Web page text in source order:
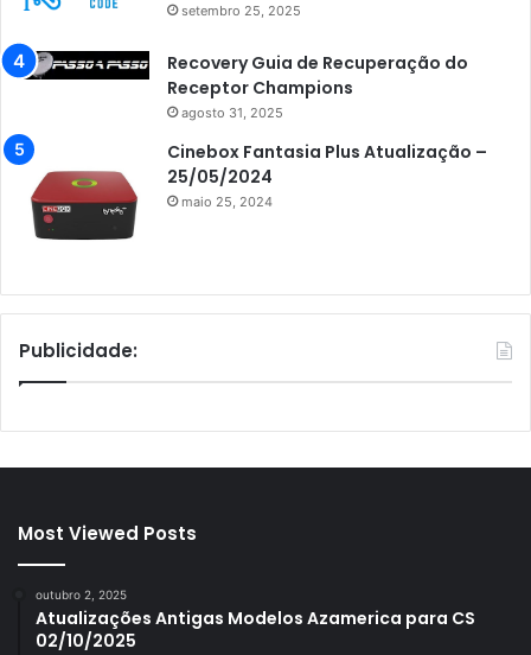
setembro 25, 2025
Recovery Guia de Recuperação do
Receptor Champions
agosto 31, 2025
Cinebox Fantasia Plus Atualização –
25/05/2024
maio 25, 2024
Publicidade:
Most Viewed Posts
outubro 2, 2025
Atualizações Antigas Modelos Azamerica para CS
02/10/2025